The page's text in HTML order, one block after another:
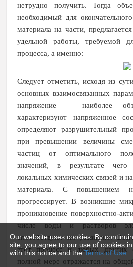
Our website uses cookies. By
site, you agree to our use of cookies
with this notice and theTerms of Use.
нетрудно получить. Тогда
необходимый для
материала на части,
удельной работы, требуемой
процесса, а именно:
Следует отметить, исходя из
основных взаимосвязанных
напряжение – наиболее
характеризуют напряженное
определяют разрушительный
при превышении величины
частиц от оптимального
значений, в результате чего
локальных химических связей и
материала. С повышением
прогрессирует. В возникшие
проникновение поверхностно-
числе воды и растворов
способствуют их развитию.
этот процесс и любых других
полной мере отражается на